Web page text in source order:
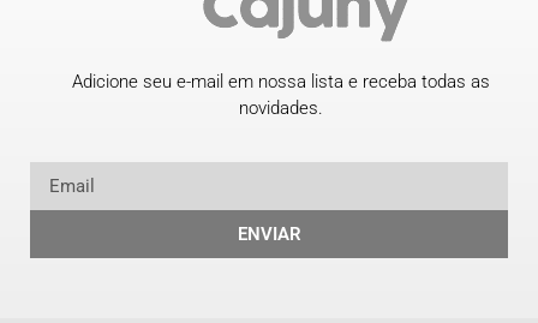
Adicione seu e-mail em nossa lista e receba todas as
novidades.
ENVIAR